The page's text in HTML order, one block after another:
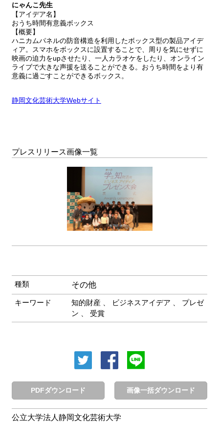
にゃんこ先生
【アイデア名】
おうち時間有意義ボックス
【概要】
ハニカムパネルの防音構造を利用したボックス型の製品アイデ
ィア。スマホをボックスに設置することで、周りを気にせずに
映画の迫力をupさせたり、一人カラオケをしたり、オンライン
ライブで大きな声援を送ることができる。おうち時間をより有
意義に過ごすことができるボックス。
静岡文化芸術大学Webサイト
プレスリリース画像一覧
種類 その他
キーワード 知的財産 ビジネスアイデア
プレゼ
ン
受賞
PDFダウンロード 画像一括ダウンロード
公立大学法人静岡文化芸術大学